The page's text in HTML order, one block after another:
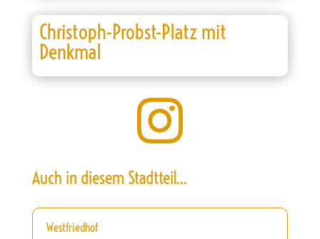
Christoph-Probst-Platz mit
Denkmal

Auch in diesem Stadtteil…
Westfriedhof